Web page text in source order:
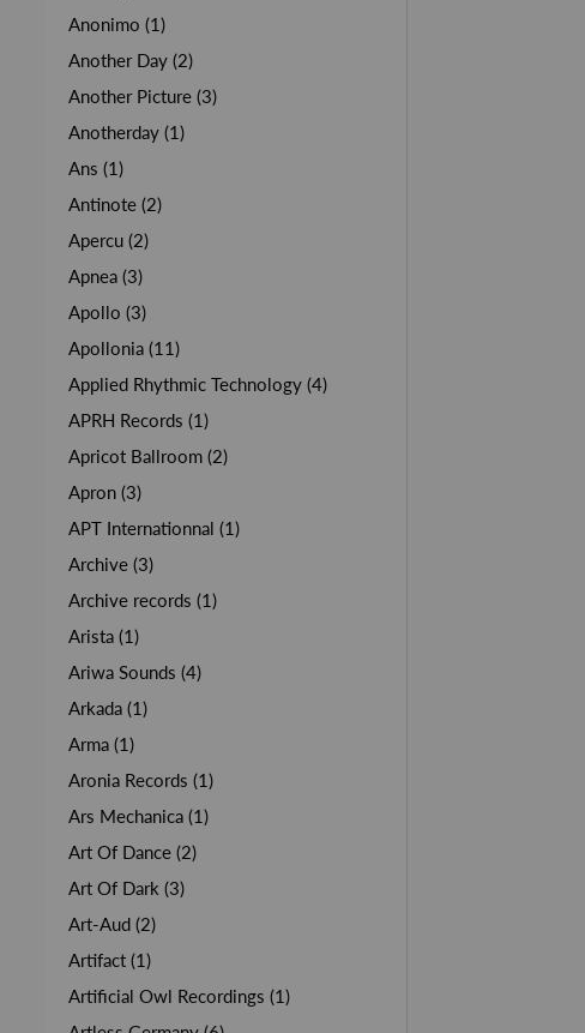
Anonimo (1)
Another Day (2)
Another Picture (3)
Anotherday (1)
Ans (1)
Antinote (2)
Apercu (2)
Apnea (3)
Apollo (3)
Apollonia (11)
Applied Rhythmic Technology (4)
APRH Records (1)
Apricot Ballroom (2)
Apron (3)
APT Internationnal (1)
Archive (3)
Archive records (1)
Arista (1)
Ariwa Sounds (4)
Arkada (1)
Arma (1)
Aronia Records (1)
Ars Mechanica (1)
Art Of Dance (2)
Art Of Dark (3)
Art-Aud (2)
Artifact (1)
Artificial Owl Recordings (1)